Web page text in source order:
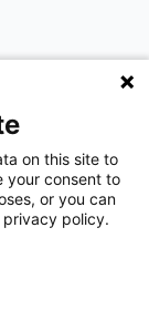
on this site to
your consent to
or you can
privacy policy.